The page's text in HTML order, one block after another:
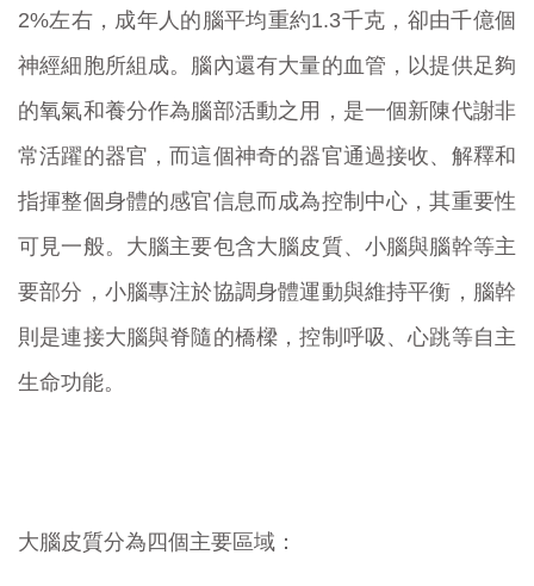
2%左右，成年人的腦平均重約1.3千克，卻由千億個
神經細胞所組成。腦內還有大量的血管，以提供足夠
的氧氣和養分作為腦部活動之用，是一個新陳代謝非
常活躍的器官，而這個神奇的器官通過接收、解釋和
指揮整個身體的感官信息而成為控制中心，其重要性
可見一般。大腦主要包含大腦皮質、小腦與腦幹等主
要部分，小腦專注於協調身體運動與維持平衡，腦幹
則是連接大腦與脊隨的橋樑，控制呼吸、心跳等自主
生命功能。
大腦皮質分為四個主要區域：